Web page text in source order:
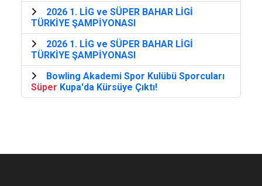
2026 1. LİG ve SÜPER BAHAR LİGİ
TÜRKİYE ŞAMPİYONASI
2026 1. LİG ve SÜPER BAHAR LİGİ
TÜRKİYE ŞAMPİYONASI
Bowling Akademi Spor Kulübü Sporcuları
Süper Kupa'da Kürsüye Çıktı!